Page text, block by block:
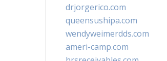
drjorgerico.com
queensushipa.com
wendyweimerdds.com
ameri-camp.com